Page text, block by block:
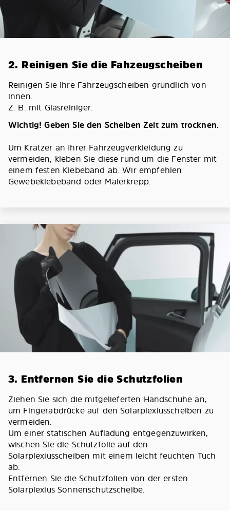
2. Reinigen Sie die Fahzeugscheiben
Reinigen Sie Ihre Fahrzeugscheiben gründlich von
innen.
Z. B. mit Glasreiniger.
Wichtig! Geben Sie den Scheiben Zeit zum trocknen.
Um Kratzer an Ihrer Fahrzeugverkleidung zu
vermeiden, kleben Sie diese rund um die Fenster mit
einem festen Klebeband ab. Wir empfehlen
Gewebeklebeband oder Malerkrepp.
3. Entfernen Sie die Schutzfolien
Ziehen Sie sich die mitgelieferten Handschuhe an,
um Fingerabdrücke auf den Solarplexiusscheiben zu
vermeiden.
Um einer statischen Aufladung entgegenzuwirken,
wischen Sie die Schutzfolie auf den
Solarplexiusscheiben mit einem leicht feuchten Tuch
ab.
Entfernen Sie die Schutzfolien von der ersten
Solarplexius Sonnenschutzscheibe.